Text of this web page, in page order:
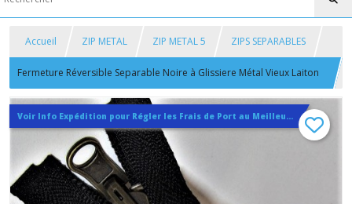
Accueil ZIP METAL ZIP METAL 5 ZIPS SEPARABLES
Fermeture Réversible Separable Noire à Glissiere Métal Vieux Laiton
sur Mesure jusqu'à 85 cm
Voir Info Expédition pour Régler les Frais de Port au Meilleur Prix , En haut d'ecran à Droite